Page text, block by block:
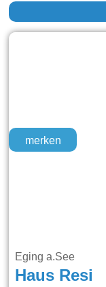
merken
Eging a.See
Haus Resi